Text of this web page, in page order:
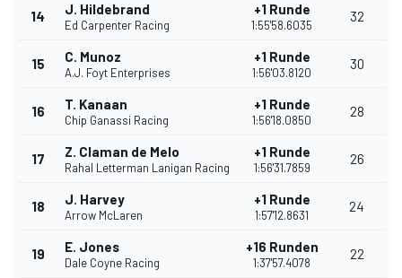
14 J. Hildebrand
Ed Carpenter Racing
+1 Runde
1:55'58.6035
32
15 C. Munoz
A.J. Foyt Enterprises
+1 Runde
1:56'03.8120
30
16 T. Kanaan
Chip Ganassi Racing
+1 Runde
1:56'18.0850
28
17 Z. Claman de Melo
Rahal Letterman Lanigan Racing
+1 Runde
1:56'31.7859
26
18 J. Harvey
Arrow McLaren
+1 Runde
1:57'12.8631
24
19 E. Jones
Dale Coyne Racing
+16 Runden
1:37'57.4078
22